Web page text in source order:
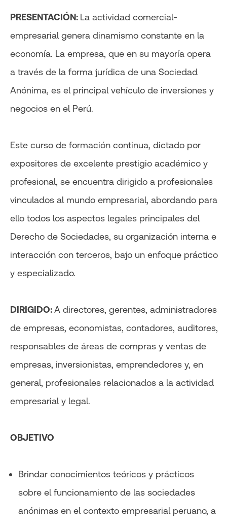
PRESENTACIÓN: La actividad comercial-
empresarial genera dinamismo constante en la
economía. La empresa, que en su mayoría opera
a través de la forma jurídica de una Sociedad
Anónima, es el principal vehículo de inversiones y
negocios en el Perú.
Este curso de formación continua, dictado por
expositores de excelente prestigio académico y
profesional, se encuentra dirigido a profesionales
vinculados al mundo empresarial, abordando para
ello todos los aspectos legales principales del
Derecho de Sociedades, su organización interna e
interacción con terceros, bajo un enfoque práctico
y especializado.
DIRIGIDO:A directores, gerentes, administradores
de empresas, economistas, contadores, auditores,
responsables de áreas de compras y ventas de
empresas, inversionistas, emprendedores y, en
general, profesionales relacionados a la actividad
empresarial y legal.
OBJETIVO
Brindar conocimientos teóricos y prácticos
sobre el funcionamiento de las sociedades
anónimas en el contexto empresarial peruano, a